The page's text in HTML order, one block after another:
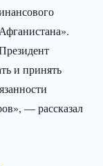
и принять
— рассказал